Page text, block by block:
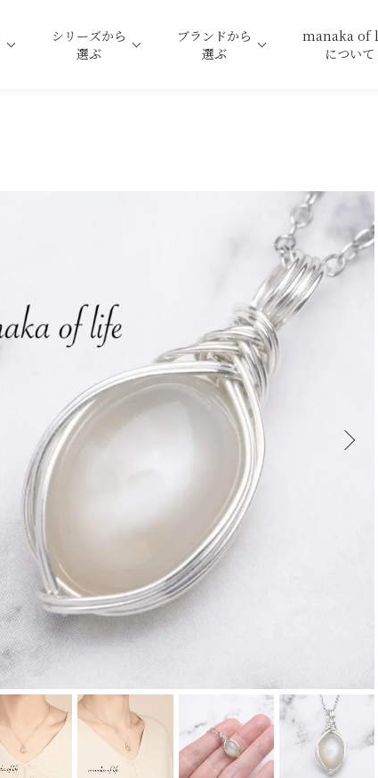
シリーズから
選ぶ
ブランドから
選ぶ
manaka of
について